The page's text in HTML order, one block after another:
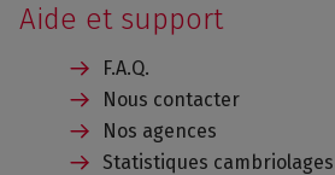
Aide et support
F.A.Q.
Nous contacter
Nos agences
Statistiques cambriolages